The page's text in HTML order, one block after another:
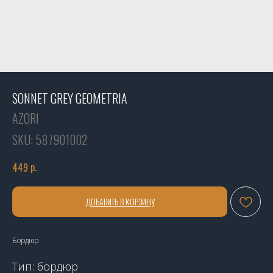
SONNET GREY GEOMETRIA
AZORI
SKU: 587901002
449 р.
ДОБАВИТЬ В КОРЗИНУ
Бордюр
Тип: бордюр